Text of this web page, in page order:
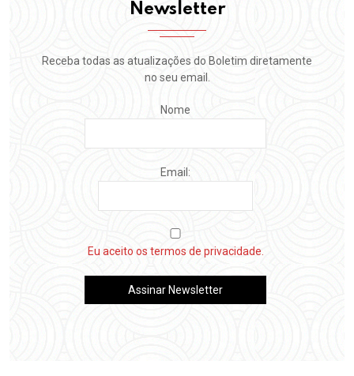
Newsletter
Receba todas as atualizações do Boletim diretamente
no seu email.
Nome
Email:
Eu aceito os termos de privacidade.